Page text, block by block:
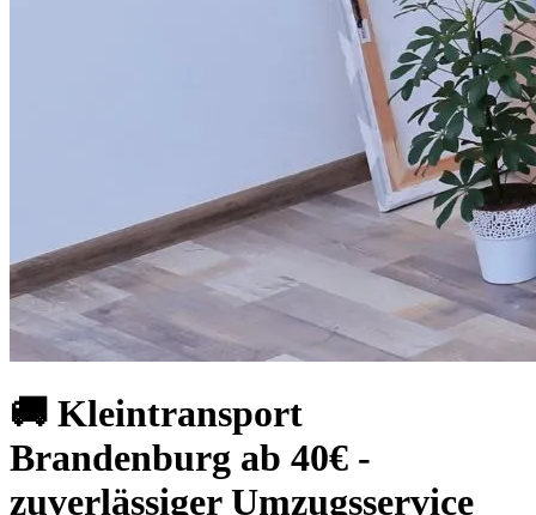
🚚 Kleintransport
Brandenburg ab 40€ -
zuverlässiger Umzugsservice